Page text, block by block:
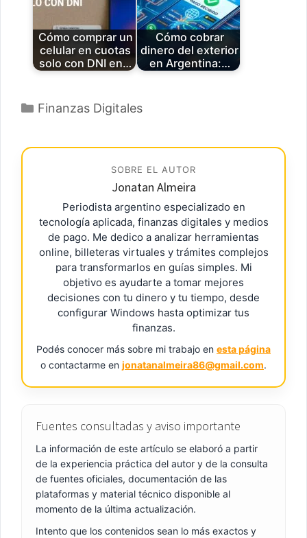
Cómo comprar un
celular en cuotas
solo con DNI en…
Cómo cobrar
dinero del exterior
en Argentina:…
Categorías
Finanzas Digitales
SOBRE EL AUTOR
Jonatan Almeira
Periodista argentino especializado en
tecnología aplicada, finanzas digitales y medios
de pago. Me dedico a analizar herramientas
online, billeteras virtuales y trámites complejos
para transformarlos en guías simples. Mi
objetivo es ayudarte a tomar mejores
decisiones con tu dinero y tu tiempo, desde
configurar Windows hasta optimizar tus
finanzas.
Podés conocer más sobre mi trabajo en esta página
o contactarme en jonatanalmeira86@gmail.com.
Fuentes consultadas y aviso importante
La información de este artículo se elaboró a partir
de la experiencia práctica del autor y de la consulta
de fuentes oficiales, documentación de las
plataformas y material técnico disponible al
momento de la última actualización.
Intento que los contenidos sean lo más exactos y